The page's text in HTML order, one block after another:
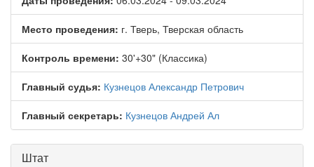
Место проведения: г. Тверь, Тверская область
Контроль времени: 30'+30" (Классика)
Главный судья: Кузнецов Александр Петрович
Главный секретарь: Кузнецов Андрей Ал
Штат